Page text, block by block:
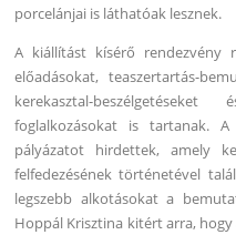
porcelánjai is láthatóak lesznek.
A kiállítást kísérő rendezvény
előadásokat, teaszertartás-
kerekasztal-
foglalkozásokat is tartanak.
pályázatot hirdettek, amely
felfedezésének történetével
legszebb alkotásokat a
Hoppál Krisztina kitért arra,